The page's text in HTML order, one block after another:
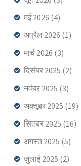
मई 2026 (4)
अप्रैल 2026 (1)
मार्च 2026 (3)
दिसंबर 2025 (2)
नवंबर 2025 (3)
अक्तूबर 2025 (19)
सितंबर 2025 (16)
अगस्त 2025 (5)
जुलाई 2025 (2)